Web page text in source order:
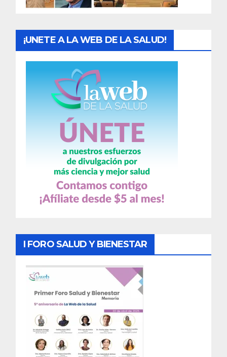
¡UNETE A LA WEB DE LA SALUD!
I FORO SALUD Y BIENESTAR